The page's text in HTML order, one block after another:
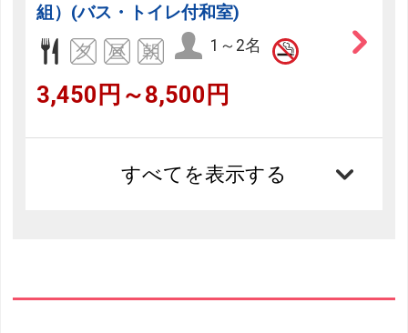
組）(バス・トイレ付和室)
1～2名
3,450円～8,500円
すべてを表示する